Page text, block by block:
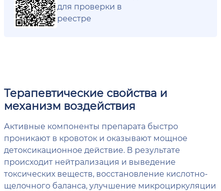
для проверки в
реестре
Терапевтические свойства и
механизм воздействия
Активные компоненты препарата быстро
проникают в кровоток и оказывают мощное
детоксикационное действие. В результате
происходит нейтрализация и выведение
токсических веществ, восстановление кислотно-
щелочного баланса, улучшение микроциркуляции